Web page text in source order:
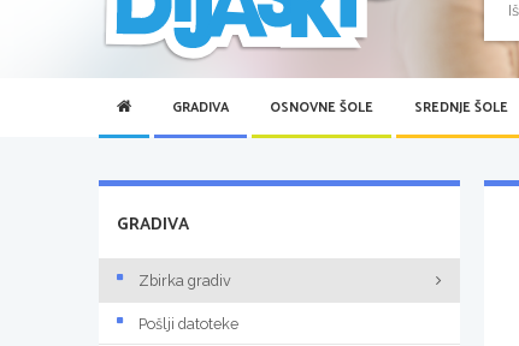
GRADIVA OSNOVNE ŠOLE SREDNJE ŠOLE
GRADIVA
Zbirka gradiv
Pošlji datoteke